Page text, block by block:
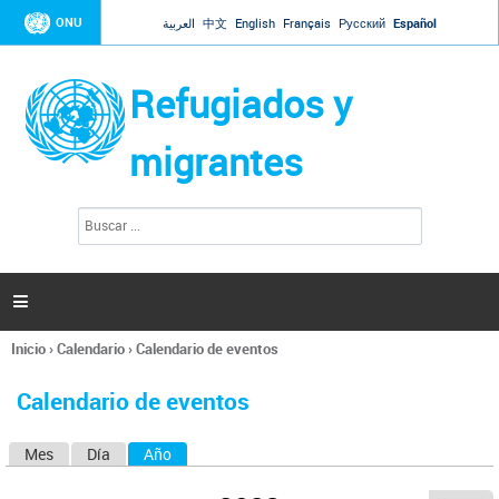
Jump to navigation
ONU العربية 中文 English Français Русский Español
Refugiados y
migrantes
l
s

Se
usted
Inicio›Calendario›Calendario de eventos
Calendario de eventos
Mes Día Año